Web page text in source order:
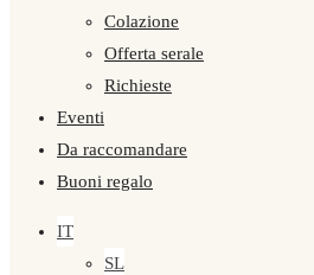
Colazione
Offerta serale
Richieste
Eventi
Da raccomandare
Buoni regalo
IT
SL